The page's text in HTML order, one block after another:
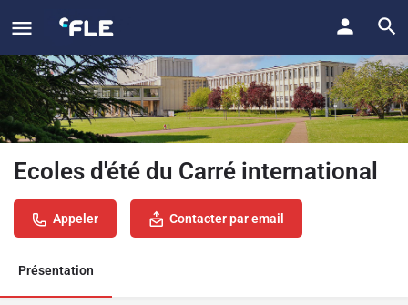
Ecoles d'été du Carré international
Appeler Contacter par email
Présentation